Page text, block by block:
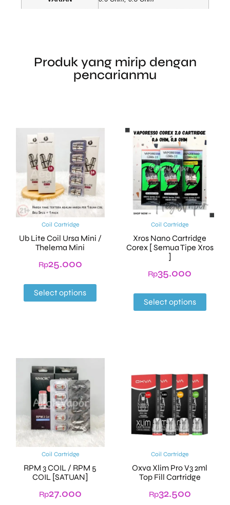
Produk yang mirip dengan
pencarianmu
Coil Cartridge
Ub Lite Coil Ursa Mini /
Thelema Mini
Rp25.000
Select options
Coil Cartridge
Xros Nano Cartridge
Corex [ Semua Tipe Xros
]
Rp35.000
Select options
Coil Cartridge
RPM 3 COIL / RPM 5
COIL [SATUAN]
Rp27.000
Coil Cartridge
Oxva Xlim Pro V3 2ml
Top Fill Cartridge
Rp32.500